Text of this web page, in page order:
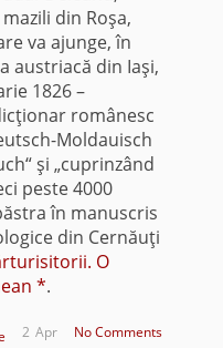
din Roşa,
va ajunge, în
austriacă din Iaşi,
1826 –
românesc
Moldauisch
şi „cuprinzând
peste 4000
în manuscris
din Cernăuţi
O
*.
No Comments
Apr
2